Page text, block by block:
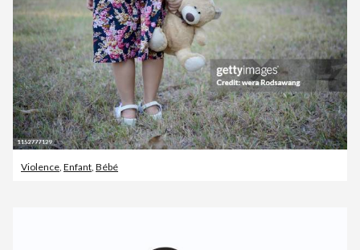
Violence, Enfant, Bébé